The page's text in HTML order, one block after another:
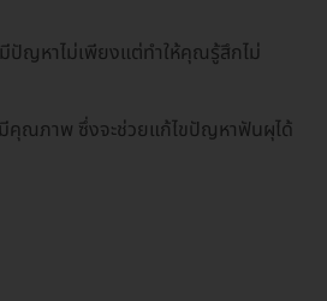
ปัญหาไม่เพียงแต่ทำให้คุณรู้สึกไม่
คุณภาพ ซึ่งจะช่วยแก้ไขปัญหาฟันผุได้